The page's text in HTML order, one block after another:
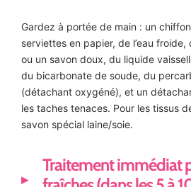
Gardez à portée de main : un
serviettes en papier, de l’eau
ou un savon doux, du liquide
du bicarbonate de soude, du
(détachant oxygéné), et un
les taches tenaces. Pour les tissus
savon spécial laine/soie.
Traitement immédiat